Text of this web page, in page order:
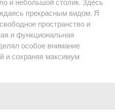
и небольшой столик. Здесь
прекрасным видом. Я
пространство и
и функциональная
особое внимание
и сохраняя максимум